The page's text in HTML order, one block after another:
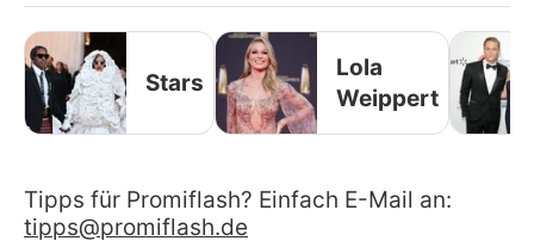
Stars
Lola
Weippert
Tipps für Promiflash? Einfach E-Mail an:
tipps@promiflash.de